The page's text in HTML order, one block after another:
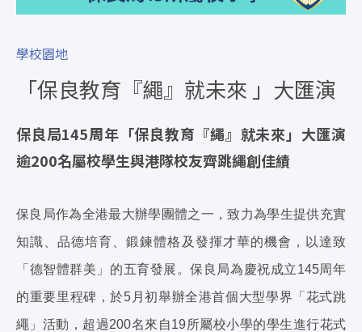
學校園地
「保良教育『繩』就未來 」大匯演
保良局145周年「保良教育『繩』就未來」大匯演
逾200名屬校學生與港隊校友齊跳繩創佳績
保良局作為全港最大辦學團體之一，致力為學生提供充實
知識、品德培育、鍛鍊體格及發揮才華的機會，以達致
「德智體群美」的五育發展。保良局為慶祝成立145周年
的重要里程碑，於5月初舉辦全港首個大型學界「花式跳
繩」活動，超過200名來自19所屬校小學的學生進行花式